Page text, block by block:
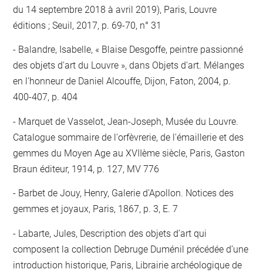
du 14 septembre 2018 à avril 2019), Paris, Louvre
éditions ; Seuil, 2017, p. 69-70, n° 31
Balandre, Isabelle, « Blaise Desgoffe, peintre passionné
des objets d'art du Louvre », dans Objets d'art. Mélanges
en l'honneur de Daniel Alcouffe, Dijon, Faton, 2004, p.
400-407, p. 404
Marquet de Vasselot, Jean-Joseph, Musée du Louvre.
Catalogue sommaire de l'orfèvrerie, de l'émaillerie et des
gemmes du Moyen Age au XVIIème siècle, Paris, Gaston
Braun éditeur, 1914, p. 127, MV 776
Barbet de Jouy, Henry, Galerie d'Apollon. Notices des
gemmes et joyaux, Paris, 1867, p. 3, E. 7
Labarte, Jules, Description des objets d’art qui
composent la collection Debruge Duménil précédée d’une
introduction historique, Paris, Librairie archéologique de